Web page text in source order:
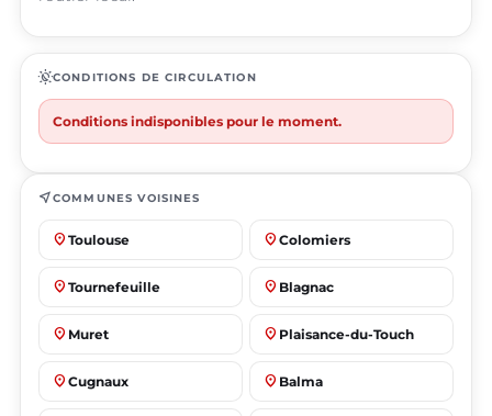
routineCONDITIONS DE CIRCULATION
Conditions indisponibles pour le moment.
near_meCOMMUNES VOISINES
place Toulouse place Colomiers
place Tournefeuille place Blagnac
place Muret place Plaisance-du-Touch
place Cugnaux place Balma